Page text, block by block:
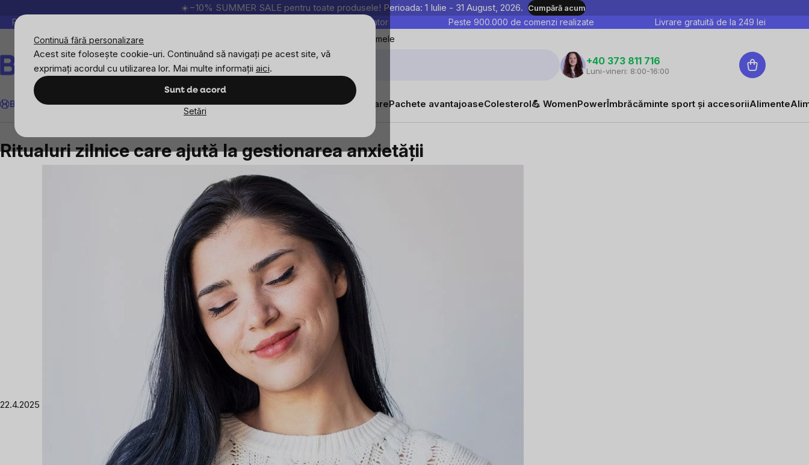
Continuă fără personalizare
Acest site folosește cookie-uri. Continuând să navigați pe acest site, vă
exprimați acordul cu utilizarea lor. Mai multe informații aici.
Sunt de acord
Setări
☀️−10% SUMMER SALE pentru toate produsele! Perioada: 1 Iulie - 31 August, 2026. Cumpără acum
Peste 200.000 de recenzii verificate Produsele noastre sunt testate în laborator Peste 900.000 de comenzi realizate Livrare gratuită de la 249 lei
Favoritele mele
Căutare
+40 373 811 716
Luni-vineri: 8:00-16:00
Coş
de
BrainMax
SportImunitateFemeiBărbațiCopiiObiectiveNoutățiSuplimente alimentarePachete avantajoaseColesterol💪 WomenPowerÎmbrăcăminte sport și accesoriiAlimente
Ritualuri zilnice care ajută la gestionarea anxietății
22.4.2025